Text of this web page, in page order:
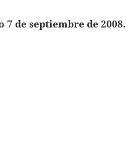
de septiembre de 2008.